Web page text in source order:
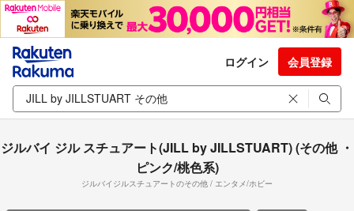
ログイン 会員登録
ジルバイ ジル スチュアート(JILL by JILLSTUART) (その他 ・
ピンク/桃色系)
ジルバイジルスチュアートのその他 / エンタメ/ホビー